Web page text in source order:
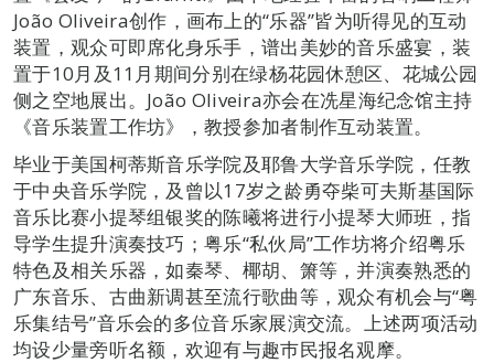
João Oliveira创作，画布上的“乐器”皆为听得见的互动
装置，观众可即席化身乐手，谱出美妙的音乐盛宴，装
置于10月及11月期间分别在绿杨花园休憩区、花城公园
侧之空地展出。João Oliveira亦会在冼星海纪念馆主持
《音乐装置工作坊》，教授参加者制作互动装置。
毕业于美国柯蒂斯音乐学院及耶鲁大学音乐学院，任教
于中央音乐学院，及曾以17岁之龄勇夺柴可夫斯基国际
音乐比赛小提琴组银奖的陈曦将进行小提琴大师班，指
导学生提升演奏技巧；粤乐“私伙局”工作坊将介绍粤乐
特色及相关乐器，如秦琴、椰胡、箫等，并演奏熟悉的
广东音乐、古曲新调甚至流行歌曲等，观众有机会与“粤
乐集结号”音乐会的多位音乐家展演交流。上述两项活动
均设少量旁听名额，欢迎有与趣巿民报名观摩。